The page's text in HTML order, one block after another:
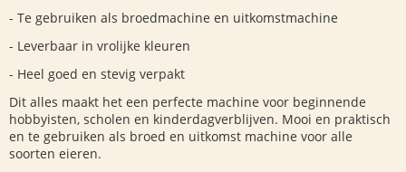
- Te gebruiken als broedmachine en uitkomstmachine
- Leverbaar in vrolijke kleuren
- Heel goed en stevig verpakt
Dit alles maakt het een perfecte machine voor beginnende
hobbyisten, scholen en kinderdagverblijven. Mooi en praktisch
en te gebruiken als broed en uitkomst machine voor alle
soorten eieren.